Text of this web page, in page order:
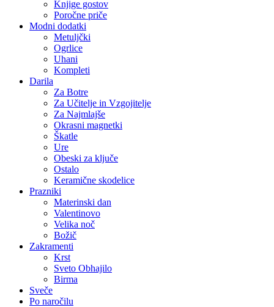
Knjige gostov
Poročne priče
Modni dodatki
Metuljčki
Ogrlice
Uhani
Kompleti
Darila
Za Botre
Za Učitelje in Vzgojitelje
Za Najmlajše
Okrasni magnetki
Škatle
Ure
Obeski za ključe
Ostalo
Keramične skodelice
Prazniki
Materinski dan
Valentinovo
Velika noč
Božič
Zakramenti
Krst
Sveto Obhajilo
Birma
Sveče
Po naročilu